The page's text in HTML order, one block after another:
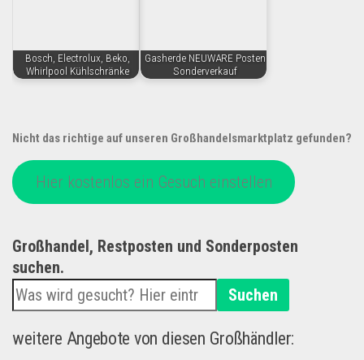
Bosch, Electrolux, Beko,
Whirlpool Kühlschränke
Gasherde NEUWARE Posten
Sonderverkauf
Nicht das richtige auf unseren Großhandelsmarktplatz gefunden?
Hier kostenlos ein Gesuch einstellen
Großhandel, Restposten und Sonderposten
suchen.
Suchen
weitere Angebote von diesen Großhändler: